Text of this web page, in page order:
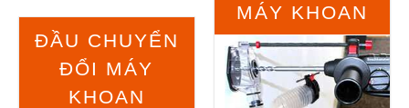
ĐẦU CHUYỂN
ĐỔI MÁY
KHOAN
MÁY KHOAN